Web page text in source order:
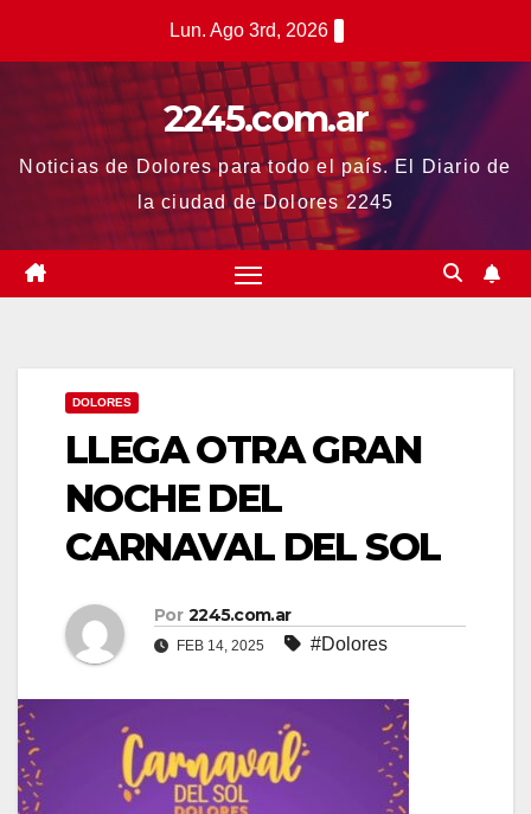
Lun. Ago 3rd, 2026
2245.com.ar
Noticias de Dolores para todo el país. El Diario de
la ciudad de Dolores 2245
DOLORES
LLEGA OTRA GRAN
NOCHE DEL
CARNAVAL DEL SOL
Por 2245.com.ar
FEB 14, 2025 #Dolores